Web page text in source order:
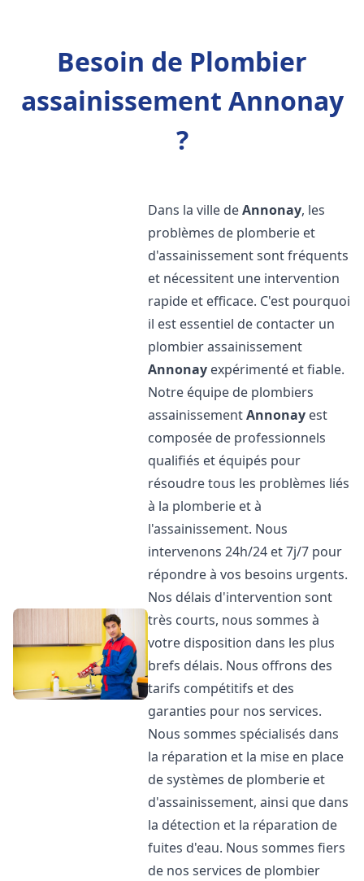
Besoin de Plombier
assainissement Annonay
?
Dans la ville deAnnonay, les
problèmes de plomberie et
d'assainissement sont fréquents
et nécessitent une intervention
rapide et efficace. C'est pourquoi
il est essentiel de contacter un
plombier assainissement
Annonay expérimenté et fiable.
Notre équipe de plombiers
assainissementAnnonay est
composée de professionnels
qualifiés et équipés pour
résoudre tous les problèmes liés
à la plomberie et à
l'assainissement. Nous
intervenons 24h/24 et 7j/7 pour
répondre à vos besoins urgents.
Nos délais d'intervention sont
très courts, nous sommes à
votre disposition dans les plus
brefs délais. Nous offrons des
tarifs compétitifs et des
garanties pour nos services.
Nous sommes spécialisés dans
la réparation et la mise en place
de systèmes de plomberie et
d'assainissement, ainsi que dans
la détection et la réparation de
fuites d'eau. Nous sommes fiers
de nos services de plombier